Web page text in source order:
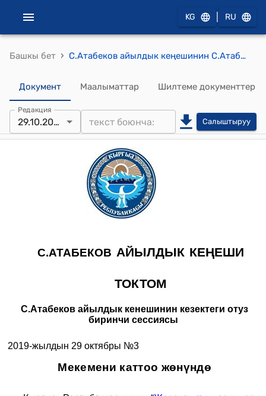
KG RU
Башкы бет › С.Атабеков айылдык кеңешинин С.Атабеков айылдык кеңешинин 2019-жылдын 29 октябрындагы №3 "Мекемени каттоо жөнүндө"токтому
Документ Маалыматтар Шилтеме документтер
Редакция
29.10.2019 Салыштыруу